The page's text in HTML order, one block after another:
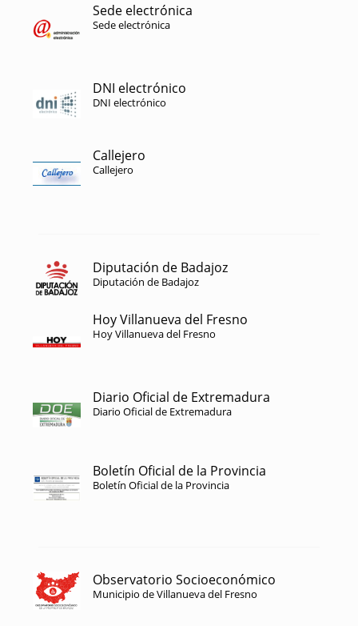
Sede electrónica
Sede electrónica
DNI electrónico
DNI electrónico
Callejero
Callejero
Diputación de Badajoz
Diputación de Badajoz
Hoy Villanueva del Fresno
Hoy Villanueva del Fresno
Diario Oficial de Extremadura
Diario Oficial de Extremadura
Boletín Oficial de la Provincia
Boletín Oficial de la Provincia
Observatorio Socioeconómico
Municipio de Villanueva del Fresno